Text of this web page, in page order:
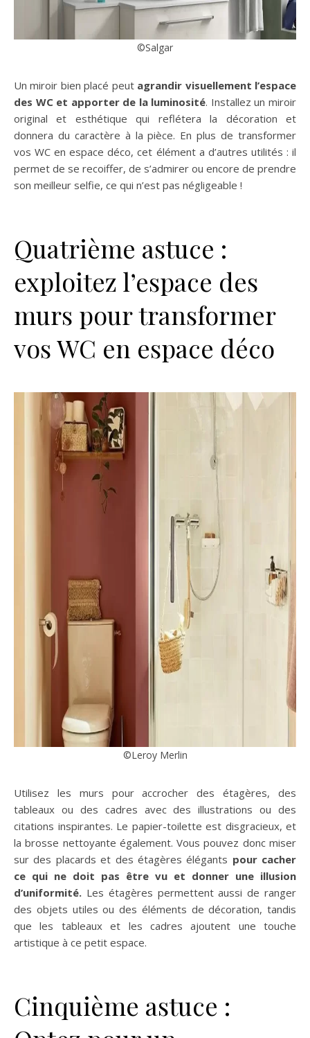
©Salgar
Un miroir bien placé peut agrandir visuellement l’espace
des WC et apporter de la luminosité. Installez un miroir
original et esthétique qui reflétera la décoration et
donnera du caractère à la pièce. En plus de transformer
vos WC en espace déco, cet élément a d’autres utilités : il
permet de se recoiffer, de s’admirer ou encore de prendre
son meilleur selfie, ce qui n’est pas négligeable !
Quatrième astuce :
exploitez l’espace des
murs pour transformer
vos WC en espace déco
©Leroy Merlin
Utilisez les murs pour accrocher des étagères, des
tableaux ou des cadres avec des illustrations ou des
citations inspirantes. Le papier-toilette est disgracieux, et
la brosse nettoyante également. Vous pouvez donc miser
sur des placards et des étagères élégants pour cacher
ce qui ne doit pas être vu et donner une illusion
d’uniformité. Les étagères permettent aussi de ranger
des objets utiles ou des éléments de décoration, tandis
que les tableaux et les cadres ajoutent une touche
artistique à ce petit espace.
Cinquième astuce :